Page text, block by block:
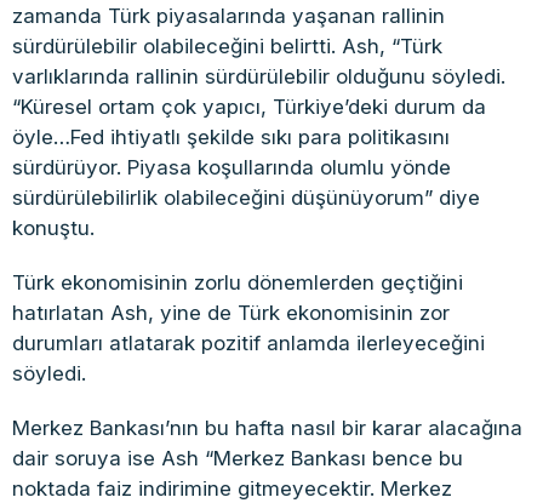
zamanda Türk piyasalarında yaşanan rallinin
sürdürülebilir olabileceğini belirtti. Ash, “Türk
varlıklarında rallinin sürdürülebilir olduğunu söyledi.
“Küresel ortam çok yapıcı, Türkiye’deki durum da
öyle…Fed ihtiyatlı şekilde sıkı para politikasını
sürdürüyor. Piyasa koşullarında olumlu yönde
sürdürülebilirlik olabileceğini düşünüyorum” diye
konuştu.
Türk ekonomisinin zorlu dönemlerden geçtiğini
hatırlatan Ash, yine de Türk ekonomisinin zor
durumları atlatarak pozitif anlamda ilerleyeceğini
söyledi.
Merkez Bankası’nın bu hafta nasıl bir karar alacağına
dair soruya ise Ash “Merkez Bankası bence bu
noktada faiz indirimine gitmeyecektir. Merkez